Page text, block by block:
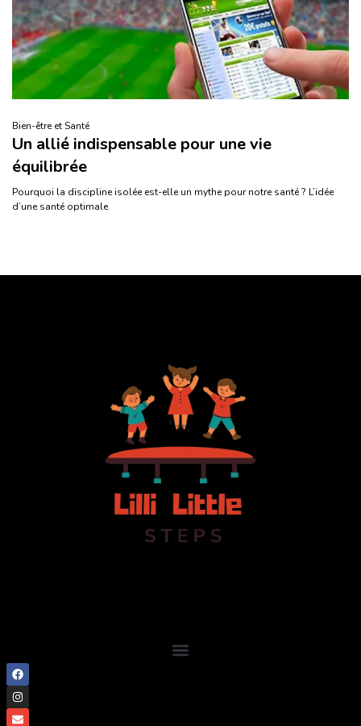
Bien-être et Santé
Un allié indispensable pour une vie
équilibrée
Pourquoi la discipline isolée est-elle un mythe pour notre santé ? L’idée
d’une santé optimale